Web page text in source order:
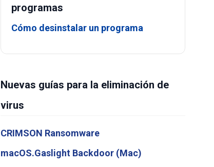
programas
Cómo desinstalar un programa
Nuevas guías para la eliminación de
virus
CRIMSON Ransomware
macOS.Gaslight Backdoor (Mac)